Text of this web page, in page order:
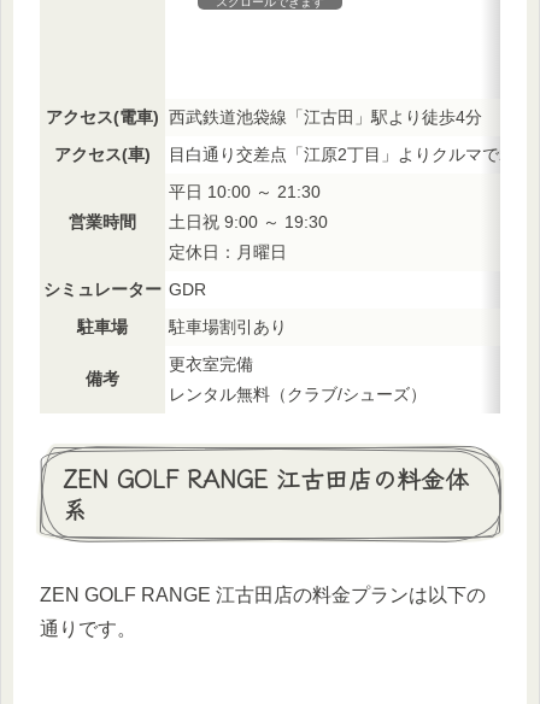
アクセス(電車) 西武鉄道池袋線「江古田」駅より徒歩4分
アクセス(車)
目白通り交差点「江原2丁目」よりクルマで2分
営業時間
平日 10:00 ～ 21:30
土日祝 9:00 ～ 19:30
定休日：月曜日
シミュレーター GDR
駐車場
駐車場割引あり
備考
更衣室完備
レンタル無料（クラブ/シューズ）
ZEN GOLF RANGE 江古田店の料金体
系
ZEN GOLF RANGE 江古田店の料金プランは以下の
通りです。